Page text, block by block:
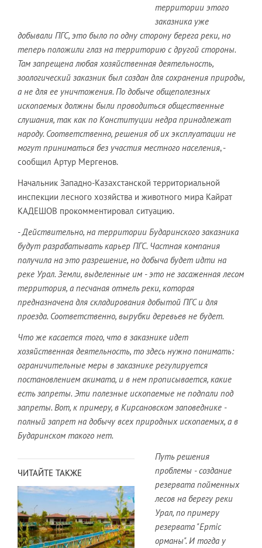
территории этого
заказника уже
добывали ПГС, это было по одну сторону берега реки, но
теперь положили глаз на территорию с другой стороны.
Там запрещена любая хозяйственная деятельность,
зоологический заказник был создан для сохранения природы,
а не для ее уничтожения. По добыче общеполезных
ископаемых должны были проводиться общественные
слушания, так как по Конституции недра принадлежат
народу. Соответственно, решения об их эксплуатации не
могут приниматься без участия местного населения, -
сообщил Артур Мергенов.
Начальник Западно-Казахстанской территориальной
инспекции лесного хозяйства и животного мира Кайрат
КАДЕШОВ прокомментировал ситуацию.
- Действительно, на территории Бударинского заказника
будут разрабатывать карьер ПГС. Частная компания
получила на это разрешение, но добыча будет идти на
реке Урал. Земли, выделенные им - это не засаженная лесом
территория, а песчаная отмель реки, которая
предназначена для складирования добытой ПГС и для
проезда. Соответственно, вырубки деревьев не будет.
Что же касается того, что в заказнике идет
хозяйственная деятельность, то здесь нужно понимать:
ограничительные меры в заказнике регулируется
постановлением акимата, и в нем прописывается, какие
есть запреты. Эти полезные ископаемые не подпали под
запреты. Вот, к примеру, в Кирсановском заповеднике -
полный запрет на добычу всех природных ископаемых, а в
Бударинском такого нет.
ЧИТАЙТЕ ТАКЖЕ
Путь решения
проблемы - создание
резервата пойменных
лесов на берегу реки
Урал, по примеру
резервата "Ертіс
орманы". И тогда у